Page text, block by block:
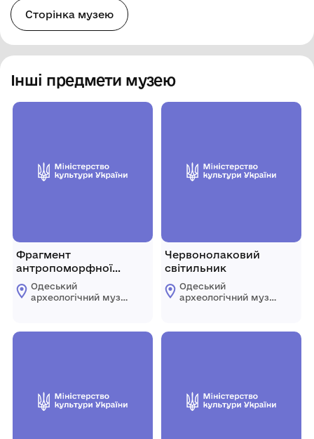
Сторінка музею
Інші предмети музею
Фрагмент
антропоморфної
статуетки
Одеський
археологічний музей
України
Червонолаковий
світильник
Одеський
археологічний музей
України